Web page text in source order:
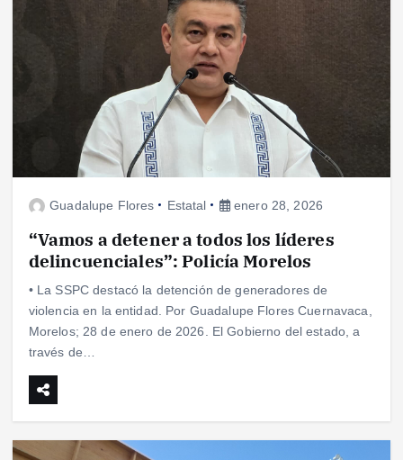
Guadalupe Flores Estatal enero 28, 2026
“Vamos a detener a todos los líderes
delincuenciales”: Policía Morelos
• La SSPC destacó la detención de generadores de
violencia en la entidad. Por Guadalupe Flores Cuernavaca,
Morelos; 28 de enero de 2026. El Gobierno del estado, a
través de…